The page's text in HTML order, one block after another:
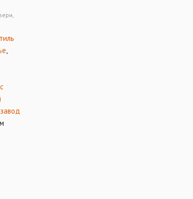
,